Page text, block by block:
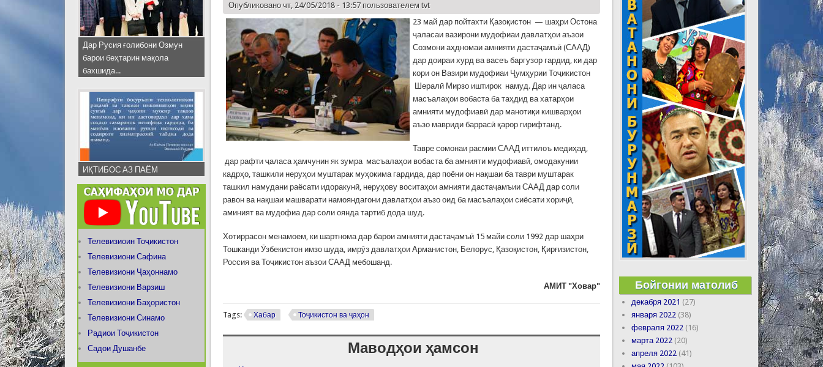
Опубликовано чт, 24/05/2018 - 13:57 пользователемtvt
23 май дар пойтахти Қазоқистон — шаҳри Остона
ҷаласаи вазирони мудофиаи давлатҳои аъзои
Созмони аҳдномаи амнияти дастаҷамъӣ (СААД)
дар доираи хурд ва васеъ баргузор гардид, ки дар
кори он Вазири мудофиаи Ҷумҳурии Тоҷикистон
Шералӣ Мирзо иштирок намуд. Дар ин ҷаласа
масъалаҳои вобаста ба таҳдид ва хатарҳои
амнияти мудофиавӣ дар манотиқи кишварҳои
аъзо мавриди баррасӣ қарор гирифтанд.
Тавре сомонаи расмии СААД иттилоъ медиҳад,
дар рафти ҷаласа ҳамчунин як зумра масъалаҳои вобаста ба амнияти мудофиавӣ, омодакунии
кадрҳо, ташкили неруҳои муштарак муҳокима гардида, дар поёни он нақшаи ба таври муштарак
ташкил намудани раёсати идоракунӣ, неруҳову воситаҳои амнияти дастаҷамъии СААД дар соли
равон ва нақшаи машварати намояндагони давлатҳои аъзо оид ба масъалаҳои сиёсати хориҷӣ,
аминият ва мудофиа дар соли оянда тартиб дода шуд.
Хотиррасон менамоем, ки шартнома дар барои амнияти дастаҷамъӣ 15 майи соли 1992 дар шаҳри
Тошканди Ӯзбекистон имзо шуда, имрӯз давлатҳои Арманистон, Белорус, Қазоқистон, Қирғизистон,
Россия ва Тоҷикистон аъзои СААД мебошанд.
АМИТ "Ховар"
Tags: Хабар Тоҷикистон ва ҷаҳон
Маводҳои ҳамсон
Дар Русия ғолибони Озмун
барои беҳтарин мақола
бахшида...
ИҚТИБОС АЗ ПАЁМ
Телевизиоин Тоҷикистон
Телевизиони Сафина
Телевизиони Ҷаҳоннамо
Телевизиони Варзиш
Телевизиони Баҳористон
Телевизиони Синамо
Радиои Тоҷикистон
Садои Душанбе
Бойгонии матолиб
декабря 2021 (27)
января 2022 (38)
февраля 2022 (16)
марта 2022 (20)
апреля 2022 (41)